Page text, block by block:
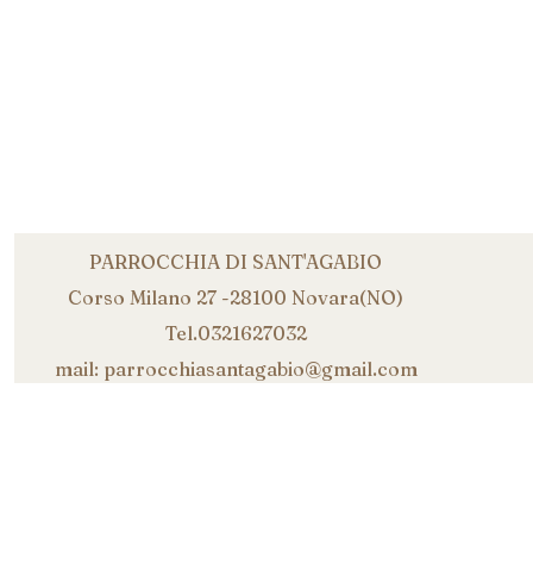
PARROCCHIA DI SANT'AGABIO
Corso Milano 27 -28100 Novara(NO)
Tel.0321627032
mail: parrocchiasantagabio@gmail.com